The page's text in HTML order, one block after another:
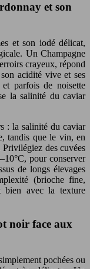
et son
et son iodé délicat,
Un Champagne
crayeux, répond
acidité vive et ses
parfois de noisette
la salinité du caviar
: la salinité du caviar
tandis que le vin, en
des cuvées
pour conserver
de longs élevages
(brioche fine,
bien avec la texture
noir face aux
pochées ou